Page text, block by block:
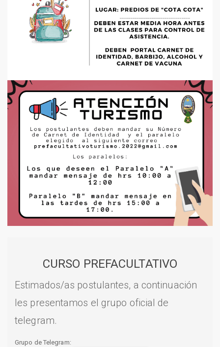
CURSO PREFACULTATIVO
Estimados/as postulantes, a continuación
les presentamos el grupo oficial de
telegram.
Grupo de Telegram: